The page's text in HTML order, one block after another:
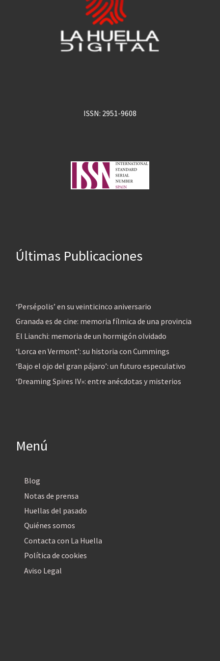
ISSN: 2951-9608
Últimas Publicaciones
‘Persépolis’ en su veinticinco aniversario
Granada es de cine: memoria fílmica de una provincia
El Lianchi: memoria de un hormigón olvidado
‘Lorca en Vermont’: su historia con Cummings
‘Bajo el ojo del gran pájaro’: un futuro especulativo
‘Dreaming Spires IV»: entre anécdotas y misterios
Menú
Blog
Notas de prensa
Huellas del pasado
Quiénes somos
Contacta con La Huella
Política de cookies
Aviso Legal